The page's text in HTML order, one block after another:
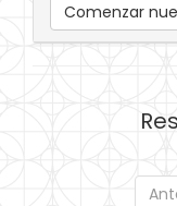
Comenzar